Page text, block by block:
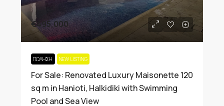
€495,000
ΠΏΛΗΣΗ NEW LISTING
For Sale: Renovated Luxury Maisonette 120
sq m in Hanioti, Halkidiki with Swimming
Pool and Sea View